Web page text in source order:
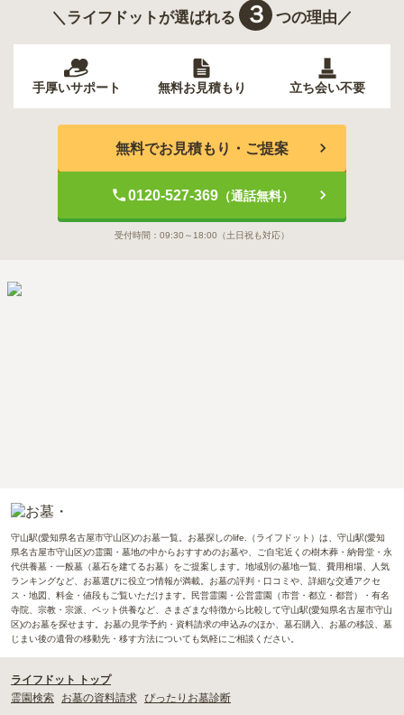
＼ライフドットが選ばれる ３ つの理由／
手厚いサポート 無料お見積もり 立ち会い不要
無料でお見積もり・ご提案
0120-527-369（通話無料）
受付時間： 09:30～18:00 （土日祝も対応）
守山駅(愛知県名古屋市守山区)のお墓一覧。お墓探しのlife.（ライフドット）は、守山駅(愛知
県名古屋市守山区)の霊園・墓地の中からおすすめのお墓や、ご自宅近くの樹木葬・納骨堂・永
代供養墓・一般墓（墓石を建てるお墓）をご提案します。地域別の墓地一覧、費用相場、人気
ランキングなど、お墓選びに役立つ情報が満載。お墓の評判・口コミや、詳細な交通アクセ
ス・地図、料金・値段もご覧いただけます。民営霊園・公営霊園（市営・都立・都営）・有名
寺院、宗教・宗派、ペット供養など、さまざまな特徴から比較して守山駅(愛知県名古屋市守山
区)のお墓を探せます。お墓の見学予約・資料請求の申込みのほか、墓石購入、お墓の移設、墓
じまい後の遺骨の移動先・移す方法についても気軽にご相談ください。
ライフドット トップ
霊園検索
お墓の資料請求 ぴったりお墓診断